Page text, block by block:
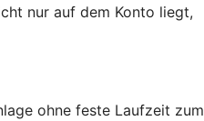
nur auf dem Konto liegt,
ohne feste Laufzeit zum